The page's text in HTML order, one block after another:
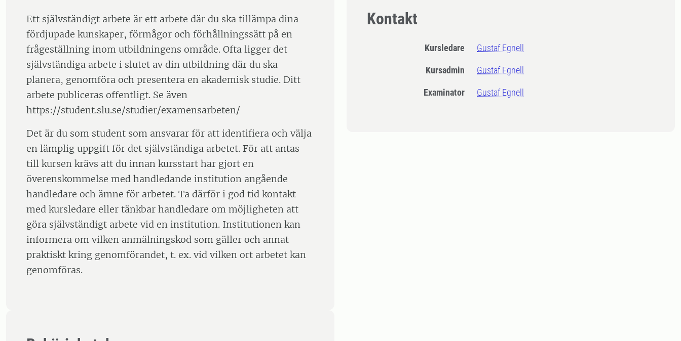
Ett självständigt arbete är ett arbete där du ska tillämpa dina
fördjupade kunskaper, förmågor och förhållningssätt på en
frågeställning inom utbildningens område. Ofta ligger det
självständiga arbete i slutet av din utbildning där du ska
planera, genomföra och presentera en akademisk studie. Ditt
arbete publiceras offentligt. Se även
https://student.slu.se/studier/examensarbeten/
Det är du som student som ansvarar för att identifiera och välja
en lämplig uppgift för det självständiga arbetet. För att antas
till kursen krävs att du innan kursstart har gjort en
överenskommelse med handledande institution angående
handledare och ämne för arbetet. Ta därför i god tid kontakt
med kursledare eller tänkbar handledare om möjligheten att
göra självständigt arbete vid en institution. Institutionen kan
informera om vilken anmälningskod som gäller och annat
praktiskt kring genomförandet, t. ex. vid vilken ort arbetet kan
genomföras.
Kontakt
Kursledare Gustaf Egnell
Kursadmin Gustaf Egnell
Examinator Gustaf Egnell